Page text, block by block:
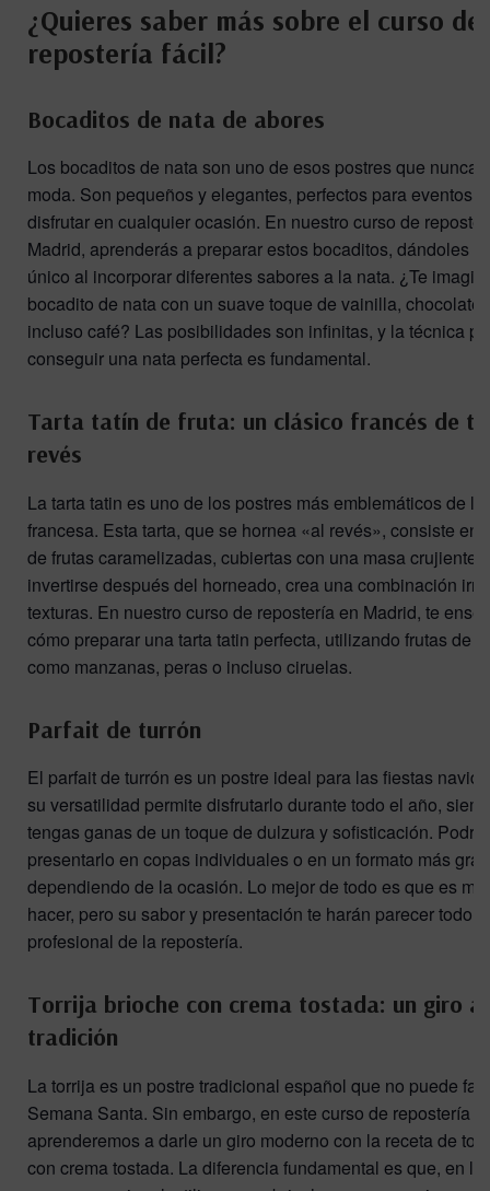
¿Quieres saber más sobre el curso de
repostería fácil?
Bocaditos de nata de abores
Los bocaditos de nata son uno de esos postres que nunca
moda. Son pequeños y elegantes, perfectos para eventos
disfrutar en cualquier ocasión. En nuestro curso de
Madrid, aprenderás a preparar estos bocaditos, dándoles
único al incorporar diferentes sabores a la nata. ¿Te
bocadito de nata con un suave toque de vainilla, chocolate,
incluso café? Las posibilidades son infinitas, y la técnica
conseguir una nata perfecta es fundamental.
Tarta tatín de fruta: un clásico francés de
revés
La tarta tatin es uno de los postres más emblemáticos de
francesa. Esta tarta, que se hornea «al revés», consiste en
de frutas caramelizadas, cubiertas con una masa crujiente
invertirse después del horneado, crea una combinación
texturas. En nuestro curso de repostería en Madrid, te
cómo preparar una tarta tatin perfecta, utilizando frutas de
como manzanas, peras o incluso ciruelas.
Parfait de turrón
El parfait de turrón es un postre ideal para las fiestas
su versatilidad permite disfrutarlo durante todo el año,
tengas ganas de un toque de dulzura y sofisticación.
presentarlo en copas individuales o en un formato más
dependiendo de la ocasión. Lo mejor de todo es que es
hacer, pero su sabor y presentación te harán parecer todo
profesional de la repostería.
Torrija brioche con crema tostada: un giro a
tradición
La torrija es un postre tradicional español que no puede
Semana Santa. Sin embargo, en este curso de repostería
aprenderemos a darle un giro moderno con la receta de
con crema tostada. La diferencia fundamental es que, en